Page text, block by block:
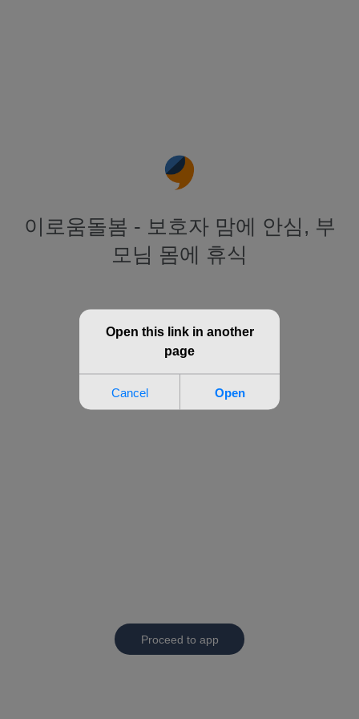
이로움돌봄 - 보호자 맘에 안심, 부
모님 몸에 휴식
Proceed to app